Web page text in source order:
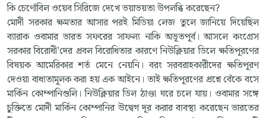
কি চের্ণোবিল ওয়েব সিরিজে দেখে ভয়াভয়তা উপলব্ধি করেছেন?
মোদী সরকার ক্ষমতার আসার পরই মিডিয়া লেজ তুলে জানিয়ে দিয়েছিল
ব্যারাক ওবামার ভারত সফরের সাফল্য নাকি অভূতপূর্ব। আসলে কংগ্রেস
সরকার বিরোধী’দের প্রবল বিরোধিতার কারণে নিউক্লিয়ার ডিলে ক্ষতিপূরণের
বিষয়ক আমেরিকার শর্ত মেনে নেয়নি। বরং সরবরাহকারীদের ক্ষতিপূরণ
দেওয়া বাধ্যতামূলক করা হয় এক আইনে। তাই ক্ষতিপূরণের প্রশ্নে বেঁকে বসে
মার্কিন কোম্পানিগুলি। নিউক্লিয়ার ডিল ঠাণ্ডা ঘরে চলে যায়। ওবামার সঙ্গে
চুক্তিতে মোদী মার্কিন কোম্পানির উদ্বেগ দূর করার ব্যবস্থা করেছেন ভারতের